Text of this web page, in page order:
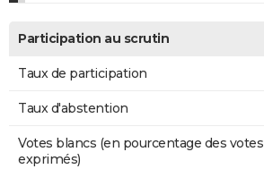
Participation au scrutin
Taux de participation
Taux d'abstention
Votes blancs (en pourcentage des votes
exprimés)